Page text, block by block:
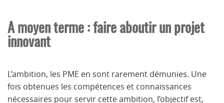
A moyen terme : faire aboutir un projet
innovant
L’ambition, les PME en sont rarement démunies. Une
fois obtenues les compétences et connaissances
nécessaires pour servir cette ambition, l’objectif est,